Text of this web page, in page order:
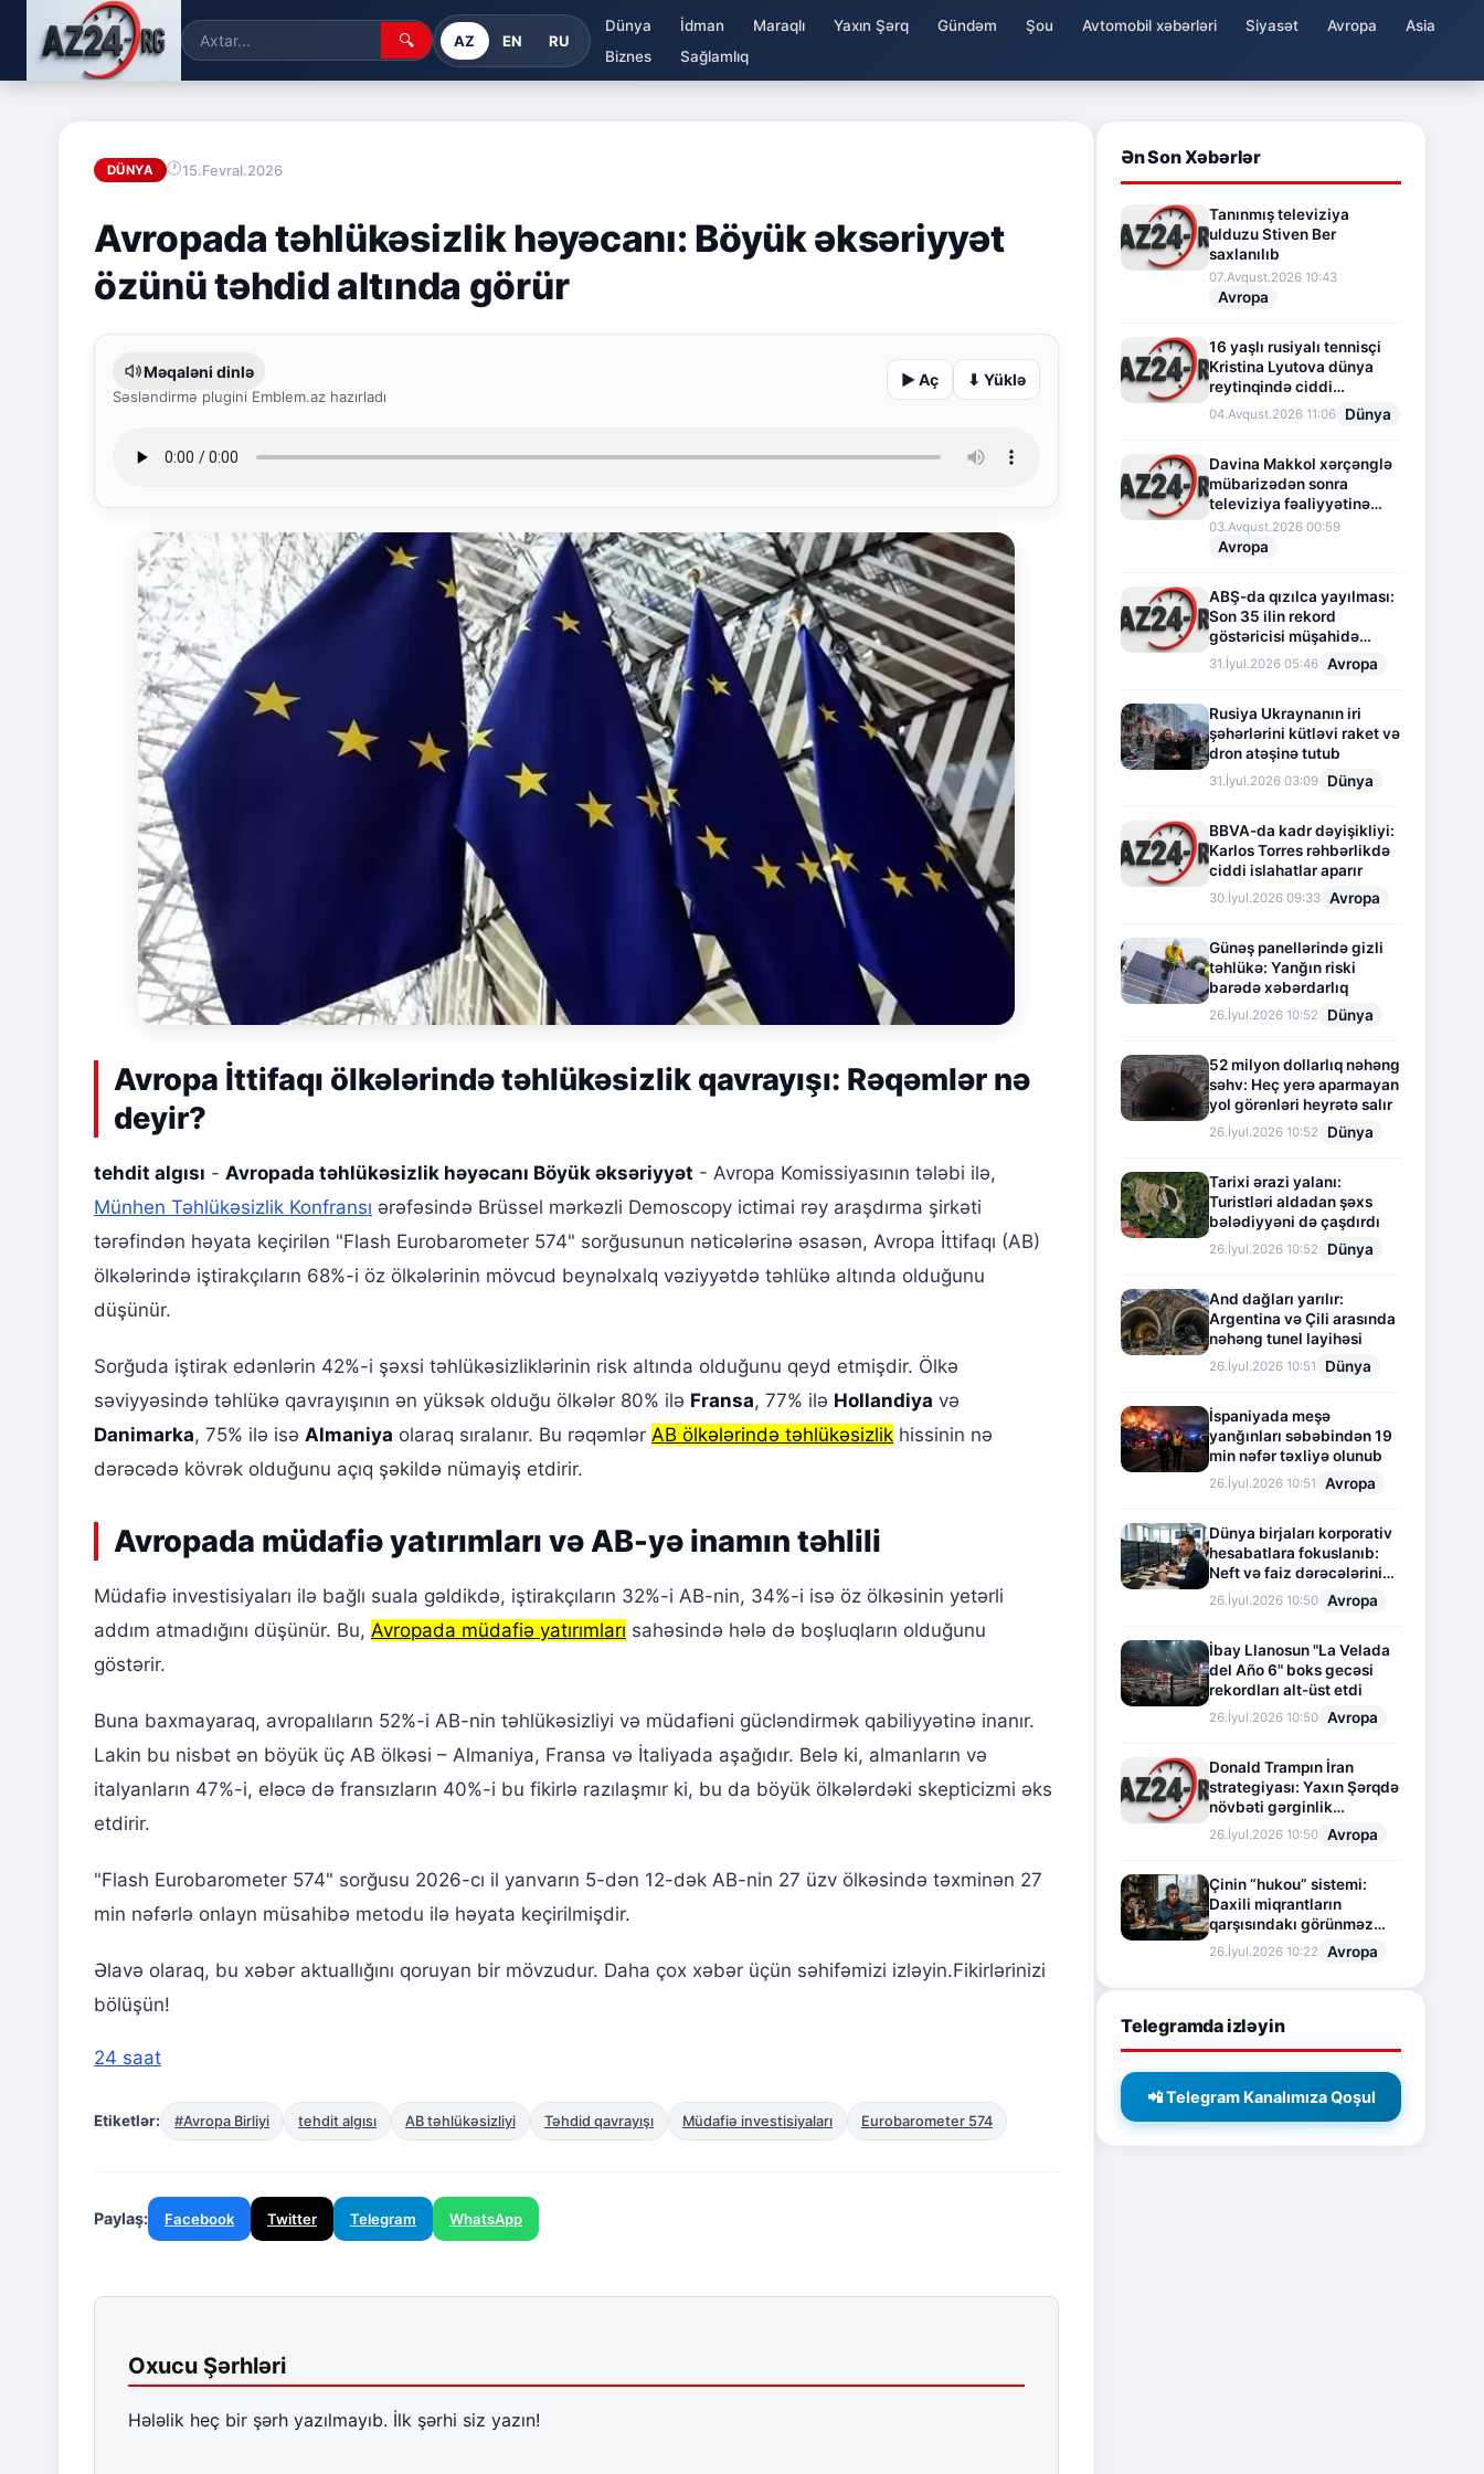
🔍 AZ EN RU
Dünya İdman Maraqlı Yaxın Şərq Gündəm Şou Avtomobil xəbərləri Siyasət Avropa
Asia
Biznes
Sağlamlıq
DÜNYA 15.Fevral.2026
Avropada təhlükəsizlik həyəcanı: Böyük əksəriyyət
özünü təhdid altında görür
Məqaləni dinlə
Səsləndirmə plugini Emblem.az hazırladı
▶ Aç ⬇ Yüklə
Avropa İttifaqı ölkələrində təhlükəsizlik qavrayışı: Rəqəmlər nə
deyir?
tehdit algısı - Avropada təhlükəsizlik həyəcanı Böyük əksəriyyət - Avropa Komissiyasının tələbi ilə,
Münhen Təhlükəsizlik Konfransı ərəfəsində Brüssel mərkəzli Demoscopy ictimai rəy araşdırma şirkəti
tərəfindən həyata keçirilən "Flash Eurobarometer 574" sorğusunun nəticələrinə əsasən, Avropa İttifaqı (AB)
ölkələrində iştirakçıların 68%-i öz ölkələrinin mövcud beynəlxalq vəziyyətdə təhlükə altında olduğunu
düşünür.
Sorğuda iştirak edənlərin 42%-i şəxsi təhlükəsizliklərinin risk altında olduğunu qeyd etmişdir. Ölkə
səviyyəsində təhlükə qavrayışının ən yüksək olduğu ölkələr 80% ilə Fransa, 77% ilə Hollandiya və
Danimarka, 75% ilə isə Almaniya olaraq sıralanır. Bu rəqəmlər AB ölkələrində təhlükəsizlik hissinin nə
dərəcədə kövrək olduğunu açıq şəkildə nümayiş etdirir.
Avropada müdafiə yatırımları və AB-yə inamın təhlili
Müdafiə investisiyaları ilə bağlı suala gəldikdə, iştirakçıların 32%-i AB-nin, 34%-i isə öz ölkəsinin yetərli
addım atmadığını düşünür. Bu, Avropada müdafiə yatırımları sahəsində hələ də boşluqların olduğunu
göstərir.
Buna baxmayaraq, avropalıların 52%-i AB-nin təhlükəsizliyi və müdafiəni gücləndirmək qabiliyyətinə inanır.
Lakin bu nisbət ən böyük üç AB ölkəsi – Almaniya, Fransa və İtaliyada aşağıdır. Belə ki, almanların və
italyanların 47%-i, eləcə də fransızların 40%-i bu fikirlə razılaşmır ki, bu da böyük ölkələrdəki skepticizmi əks
etdirir.
"Flash Eurobarometer 574" sorğusu 2026-cı il yanvarın 5-dən 12-dək AB-nin 27 üzv ölkəsində təxminən 27
min nəfərlə onlayn müsahibə metodu ilə həyata keçirilmişdir.
Əlavə olaraq, bu xəbər aktuallığını qoruyan bir mövzudur. Daha çox xəbər üçün səhifəmizi izləyin.Fikirlərinizi
bölüşün!
24 saat
Etiketlər: #Avropa Birliyi tehdit algısı AB təhlükəsizliyi Təhdid qavrayışı Müdafiə investisiyaları Eurobarometer 574
Paylaş: Facebook Twitter Telegram WhatsApp
Oxucu Şərhləri
Hələlik heç bir şərh yazılmayıb. İlk şərhi siz yazın!
Ən Son Xəbərlər
Tanınmış televiziya
ulduzu Stiven Ber
saxlanılıb
07.Avqust.2026 10:43
Avropa
16 yaşlı rusiyalı tennisçi
Kristina Lyutova dünya
reytinqində ciddi
irəliləyişə imza atdı
04.Avqust.2026 11:06 Dünya
Davina Makkol xərçənglə
mübarizədən sonra
televiziya fəaliyyətinə
fasilə verir
03.Avqust.2026 00:59
Avropa
ABŞ-da qızılca yayılması:
Son 35 ilin rekord
göstəricisi müşahidə
olunur
31.İyul.2026 05:46 Avropa
Rusiya Ukraynanın iri
şəhərlərini kütləvi raket və
dron atəşinə tutub
31.İyul.2026 03:09 Dünya
BBVA-da kadr dəyişikliyi:
Karlos Torres rəhbərlikdə
ciddi islahatlar aparır
30.İyul.2026 09:33 Avropa
Günəş panellərində gizli
təhlükə: Yanğın riski
barədə xəbərdarlıq
26.İyul.2026 10:52 Dünya
52 milyon dollarlıq nəhəng
səhv: Heç yerə aparmayan
yol görənləri heyrətə salır
26.İyul.2026 10:52 Dünya
Tarixi ərazi yalanı:
Turistləri aldadan şəxs
bələdiyyəni də çaşdırdı
26.İyul.2026 10:52 Dünya
And dağları yarılır:
Argentina və Çili arasında
nəhəng tunel layihəsi
26.İyul.2026 10:51 Dünya
İspaniyada meşə
yanğınları səbəbindən 19
min nəfər təxliyə olunub
26.İyul.2026 10:51 Avropa
Dünya birjaları korporativ
hesabatlara fokuslanıb:
Neft və faiz dərəcələrinin
təsiri altında cari vəziyyət
26.İyul.2026 10:50 Avropa
İbay Llanosun "La Velada
del Año 6" boks gecəsi
rekordları alt-üst etdi
26.İyul.2026 10:50 Avropa
Donald Trampın İran
strategiyası: Yaxın Şərqdə
növbəti gərginlik
mərhələsi
26.İyul.2026 10:50 Avropa
Çinin “hukou” sistemi:
Daxili miqrantların
qarşısındakı görünməz
sədd
26.İyul.2026 10:22 Avropa
Telegramda izləyin
📲 Telegram Kanalımıza Qoşul